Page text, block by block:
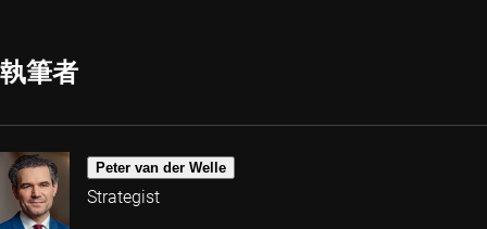
執筆者
Peter van der Welle
Strategist